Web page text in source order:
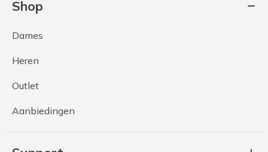
Shop
Dames
Heren
Outlet
Aanbiedingen